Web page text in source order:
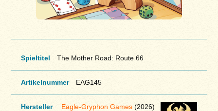
Spieltitel The Mother Road: Route 66
Artikelnummer EAG145
Hersteller Eagle-Gryphon Games(2026)